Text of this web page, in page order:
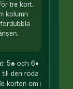
tre kort.
kolumn
5♣ och 6♦
till den röda
korten om i